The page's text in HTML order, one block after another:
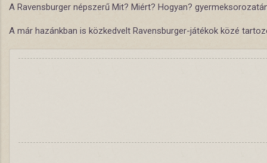
A Ravensburger népszerű Mit? Miért? Hogyan?
A már hazánkban is közkedvelt Ravensburger-játékok közé